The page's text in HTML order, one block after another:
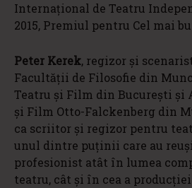
Internațional de Teatru
2015, Premiul pentru Cel mai
Peter Kerek, regizor și
Facultății de Filosofie din
Teatru și Film din București și
și Film Otto-Falckenberg din
ca scriitor și regizor pentru
unul dintre puținii care au
profesionist atât în lumea
teatru, cât și în cea a producției